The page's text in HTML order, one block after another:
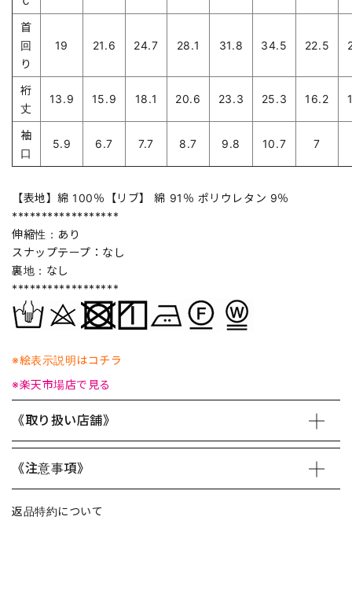
首
回
り
19 21.6 24.7 28.1 31.8 34.5 22.5
裄
丈
13.9 15.9 18.1 20.6 23.3 25.3 16.2
袖
口
5.9 6.7 7.7 8.7 9.8 10.7 7
【表地】綿 100％【リブ】 綿 91％ ポリウレタン 9％
******************
伸縮性：あり
スナップテープ：なし
裏地：なし
******************
※絵表示説明はコチラ
※楽天市場店で見る
《取り扱い店舗》
《注意事項》
返品特約について